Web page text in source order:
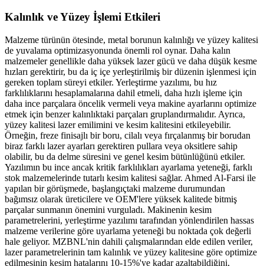
Kalınlık ve Yüzey İşlemi Etkileri
Malzeme türünün ötesinde, metal borunun kalınlığı ve yüzey kalitesi
de yuvalama optimizasyonunda önemli rol oynar. Daha kalın
malzemeler genellikle daha yüksek lazer gücü ve daha düşük kesme
hızları gerektirir, bu da iç içe yerleştirilmiş bir düzenin işlenmesi için
gereken toplam süreyi etkiler. Yerleştirme yazılımı, bu hız
farklılıklarını hesaplamalarına dahil etmeli, daha hızlı işleme için
daha ince parçalara öncelik vermeli veya makine ayarlarını optimize
etmek için benzer kalınlıktaki parçaları gruplandırmalıdır. Ayrıca,
yüzey kalitesi lazer emilimini ve kesim kalitesini etkileyebilir.
Örneğin, freze finisajlı bir boru, cilalı veya fırçalanmış bir borudan
biraz farklı lazer ayarları gerektiren pullara veya oksitlere sahip
olabilir, bu da delme süresini ve genel kesim bütünlüğünü etkiler.
Yazılımın bu ince ancak kritik farklılıkları ayarlama yeteneği, farklı
stok malzemelerinde tutarlı kesim kalitesi sağlar. Ahmed Al-Farsi ile
yapılan bir görüşmede, başlangıçtaki malzeme durumundan
bağımsız olarak üreticilere ve OEM'lere yüksek kalitede bitmiş
parçalar sunmanın önemini vurguladı. Makinenin kesim
parametrelerini, yerleştirme yazılımı tarafından yönlendirilen hassas
malzeme verilerine göre uyarlama yeteneği bu noktada çok değerli
hale geliyor. MZBNL'nin dahili çalışmalarından elde edilen veriler,
lazer parametrelerinin tam kalınlık ve yüzey kalitesine göre optimize
edilmesinin kesim hatalarını 10-15%'ye kadar azaltabildiğini,